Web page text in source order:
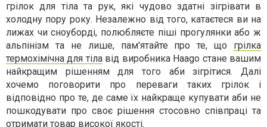
грілок для тіла та рук, які чудово здатні зігрівати в
холодну пору року. Незалежно від того, катаєтеся ви на
лижах чи сноуборді, полюбляєте піші прогулянки або ж
альпінізм та не лише, пам'ятайте про те, що
грілка
термохімічна для тілавід виробника Haago стане вашим
найкращим рішенням для того аби зігрітися. Далі
хочемо поговорити про переваги таких грілок і
відповідно про те, де саме їх найкраще купувати аби не
пошкодувати про своє рішення стосовно співпраці та
отримати товар високої якості.